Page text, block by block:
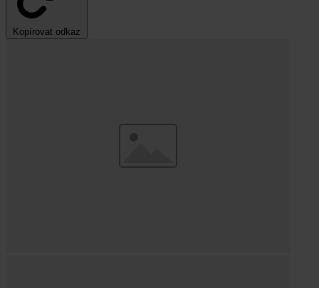
Kopírovat odkaz